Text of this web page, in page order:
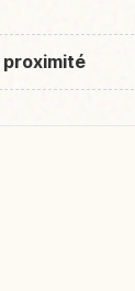
proximité